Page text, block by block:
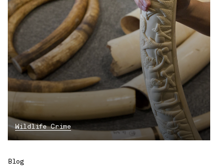
Wildlife Crime
Blog